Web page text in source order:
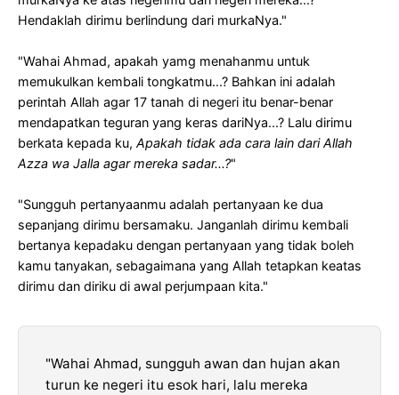
Hendaklah dirimu berlindung dari murkaNya."
"Wahai Ahmad, apakah yamg menahanmu untuk
memukulkan kembali tongkatmu...? Bahkan ini adalah
perintah Allah agar 17 tanah di negeri itu benar-benar
mendapatkan teguran yang keras dariNya...? Lalu dirimu
berkata kepada ku, Apakah tidak ada cara lain dari Allah
Azza wa Jalla agar mereka sadar...?"
"Sungguh pertanyaanmu adalah pertanyaan ke dua
sepanjang dirimu bersamaku. Janganlah dirimu kembali
bertanya kepadaku dengan pertanyaan yang tidak boleh
kamu tanyakan, sebagaimana yang Allah tetapkan keatas
dirimu dan diriku di awal perjumpaan kita."
"Wahai Ahmad, sungguh awan dan hujan akan
turun ke negeri itu esok hari, lalu mereka